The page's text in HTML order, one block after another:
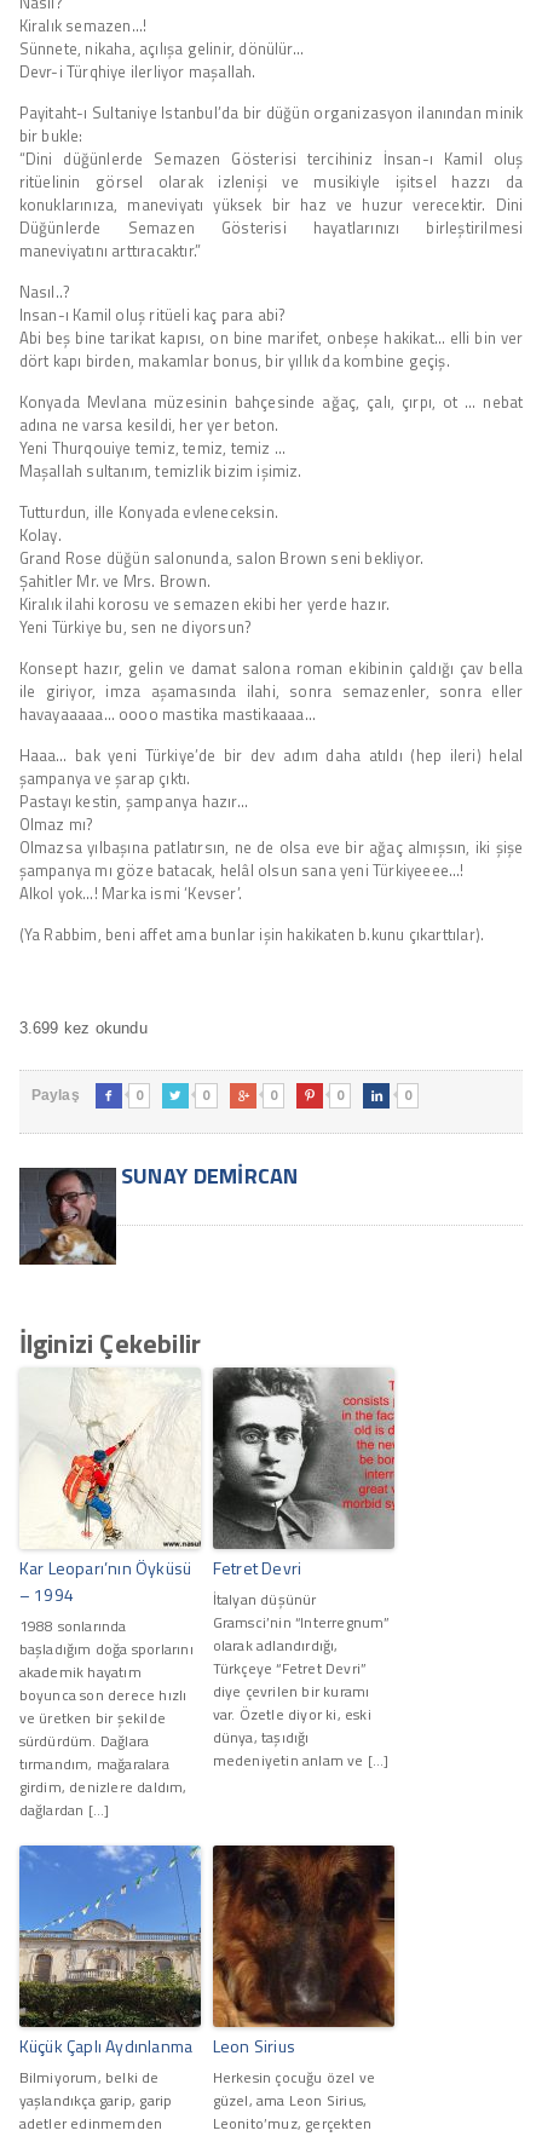
Kiralık semazen…!
Sünnete, nikaha, açılışa gelinir, dönülür…
Devr-i Türqhiye ilerliyor maşallah.
Payitaht-ı Sultaniye Istanbul’da bir düğün organizasyon ilanından minik
bir bukle:
“Dini düğünlerde Semazen Gösterisi tercihiniz İnsan-ı Kamil oluş
ritüelinin görsel olarak izlenişi ve musikiyle işitsel hazzı da
konuklarınıza, maneviyatı yüksek bir haz ve huzur verecektir. Dini
Düğünlerde Semazen Gösterisi hayatlarınızı birleştirilmesi
maneviyatını arttıracaktır.”
Nasıl..?
Insan-ı Kamil oluş ritüeli kaç para abi?
Abi beş bine tarikat kapısı, on bine marifet, onbeşe hakikat… elli bin ver
dört kapı birden, makamlar bonus, bir yıllık da kombine geçiş.
Konyada Mevlana müzesinin bahçesinde ağaç, çalı, çırpı, ot … nebat
adına ne varsa kesildi, her yer beton.
Yeni Thurqouiye temiz, temiz, temiz …
Maşallah sultanım, temizlik bizim işimiz.
Tutturdun, ille Konyada evleneceksin.
Kolay.
Grand Rose düğün salonunda, salon Brown seni bekliyor.
Şahitler Mr. ve Mrs. Brown.
Kiralık ilahi korosu ve semazen ekibi her yerde hazır.
Yeni Türkiye bu, sen ne diyorsun?
Konsept hazır, gelin ve damat salona roman ekibinin çaldığı çav bella
ile giriyor, imza aşamasında ilahi, sonra semazenler, sonra eller
havayaaaaa… oooo mastika mastikaaaa…
Haaa… bak yeni Türkiye’de bir dev adım daha atıldı (hep ileri) helal
şampanya ve şarap çıktı.
Pastayı kestin, şampanya hazır…
Olmaz mı?
Olmazsa yılbaşına patlatırsın, ne de olsa eve bir ağaç almışsın, iki şişe
şampanya mı göze batacak, helâl olsun sana yeni Türkiyeeee…!
Alkol yok…! Marka ismi ‘Kevser’.
(Ya Rabbim, beni affet ama bunlar işin hakikaten b.kunu çıkarttılar).
3.699 kez okundu
Paylaş  0  0  0  0  0
SUNAY DEMIRCAN
İlginizi Çekebilir
Kar Leoparı’nın Öyküsü
– 1994
1988 sonlarında
başladığım doğa sporlarını
akademik hayatım
boyunca son derece hızlı
ve üretken bir şekilde
sürdürdüm. Dağlara
tırmandım, mağaralara
girdim, denizlere daldım,
dağlardan […]
Fetret Devri
İtalyan düşünür
Gramsci’nin “Interregnum”
olarak adlandırdığı,
Türkçeye “Fetret Devri”
diye çevrilen bir kuramı
var. Özetle diyor ki, eski
dünya, taşıdığı
medeniyetin anlam ve […]
Küçük Çaplı Aydınlanma
Bilmiyorum, belki de
yaşlandıkça garip, garip
adetler edinmemden
Leon Sirius
Herkesin çocuğu özel ve
güzel, ama Leon Sirius,
Leonito’muz, gerçekten